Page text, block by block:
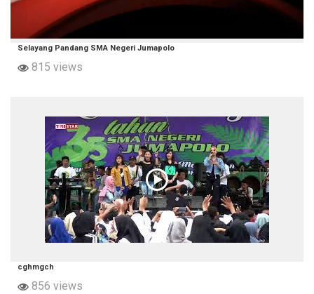
Selayang Pandang SMA Negeri Jumapolo
815 views
cghmgch
856 views